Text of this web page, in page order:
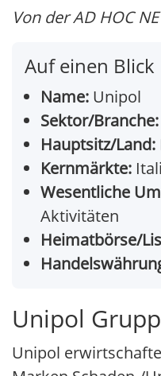
Von der AD HOC
Auf einen Blick
Name: Unipol
Sektor/Branche:
Hauptsitz/Land:
Kernmärkte:
Wesentliche
Aktivitäten
Heimatbörse/
Unipol
Unipol